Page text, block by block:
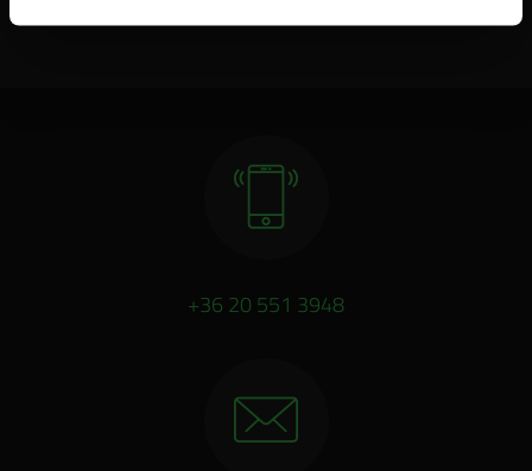
+36 20 551 3948